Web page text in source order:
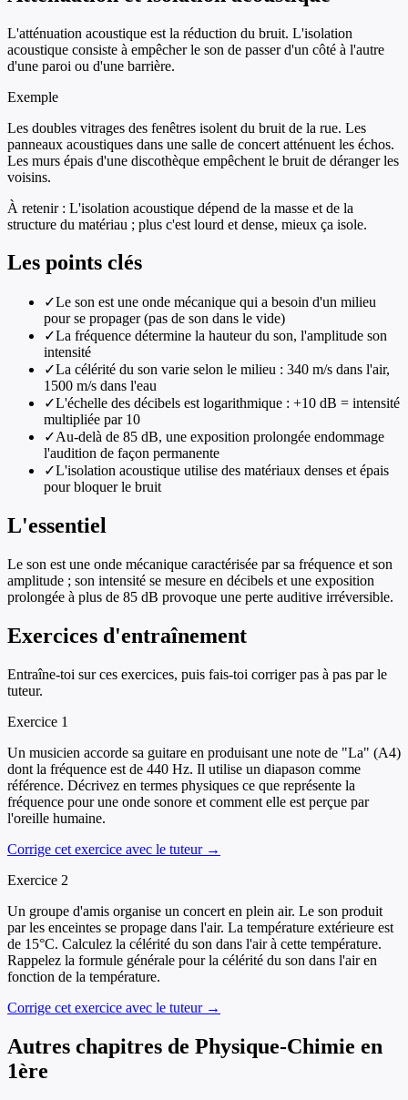
L'atténuation acoustique est la réduction du bruit. L'isolation
acoustique consiste à empêcher le son de passer d'un côté à l'autre
d'une paroi ou d'une barrière.
Exemple
Les doubles vitrages des fenêtres isolent du bruit de la rue. Les
panneaux acoustiques dans une salle de concert atténuent les échos.
Les murs épais d'une discothèque empêchent le bruit de déranger les
voisins.
À retenir : L'isolation acoustique dépend de la masse et de la
structure du matériau ; plus c'est lourd et dense, mieux ça isole.
Les points clés
✓Le son est une onde mécanique qui a besoin d'un milieu
pour se propager (pas de son dans le vide)
✓La fréquence détermine la hauteur du son, l'amplitude son
intensité
✓La célérité du son varie selon le milieu : 340 m/s dans l'air,
1500 m/s dans l'eau
✓L'échelle des décibels est logarithmique : +10 dB = intensité
multipliée par 10
✓Au-delà de 85 dB, une exposition prolongée endommage
l'audition de façon permanente
✓L'isolation acoustique utilise des matériaux denses et épais
pour bloquer le bruit
L'essentiel
Le son est une onde mécanique caractérisée par sa fréquence et son
amplitude ; son intensité se mesure en décibels et une exposition
prolongée à plus de 85 dB provoque une perte auditive irréversible.
Exercices d'entraînement
Entraîne-toi sur ces exercices, puis fais-toi corriger pas à pas par le
tuteur.
Exercice 1
Un musicien accorde sa guitare en produisant une note de "La" (A4)
dont la fréquence est de 440 Hz. Il utilise un diapason comme
référence. Décrivez en termes physiques ce que représente la
fréquence pour une onde sonore et comment elle est perçue par
l'oreille humaine.
Corrige cet exercice avec le tuteur →
Exercice 2
Un groupe d'amis organise un concert en plein air. Le son produit
par les enceintes se propage dans l'air. La température extérieure est
de 15°C. Calculez la célérité du son dans l'air à cette température.
Rappelez la formule générale pour la célérité du son dans l'air en
fonction de la température.
Corrige cet exercice avec le tuteur →
Autres chapitres de Physique-Chimie en
1ère